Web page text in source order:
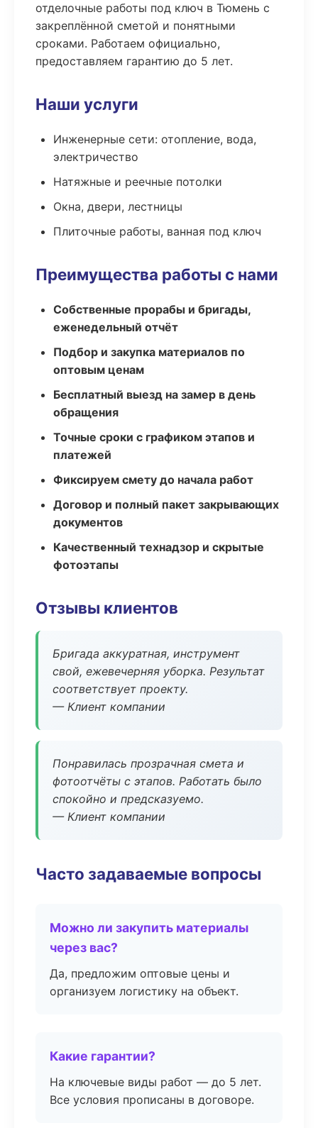
отделочные работы под ключ в Тюмень с
закреплённой сметой и понятными
сроками. Работаем официально,
предоставляем гарантию до 5 лет.
Наши услуги
Инженерные сети: отопление, вода,
электричество
Натяжные и реечные потолки
Окна, двери, лестницы
Плиточные работы, ванная под ключ
Преимущества работы с нами
Собственные прорабы и бригады,
еженедельный отчёт
Подбор и закупка материалов по
оптовым ценам
Бесплатный выезд на замер в день
обращения
Точные сроки с графиком этапов и
платежей
Фиксируем смету до начала работ
Договор и полный пакет закрывающих
документов
Качественный технадзор и скрытые
фотоэтапы
Отзывы клиентов
Бригада аккуратная, инструмент
свой, ежевечерняя уборка. Результат
соответствует проекту.
— Клиент компании
Понравилась прозрачная смета и
фотоотчёты с этапов. Работать было
спокойно и предсказуемо.
— Клиент компании
Часто задаваемые вопросы
Можно ли закупить материалы
через вас?
Да, предложим оптовые цены и
организуем логистику на объект.
Какие гарантии?
На ключевые виды работ — до 5 лет.
Все условия прописаны в договоре.